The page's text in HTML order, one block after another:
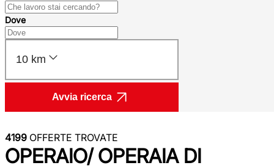
Dove
10 km
Avvia ricerca
4199 OFFERTE TROVATE
OPERAIO/ OPERAIA DI